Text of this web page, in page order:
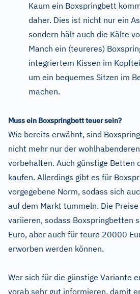
Kaum ein Boxspringbett
daher. Dies ist nicht nur ein
sondern hält auch die Kälte
Manch ein (teureres)
integriertem Kissen im
um ein bequemes Sitzen im
machen.
Muss ein Boxspringbett teuer sein?
Wie bereits erwähnt, sind
nicht mehr nur der
vorbehalten. Auch günstige Betten
kaufen. Allerdings gibt es für
vorgegebene Norm, sodass sich
auf dem Markt tummeln. Die
variieren, sodass Boxspringbetten
Euro, aber auch für teure 20000
erworben werden können.
Wer sich für die günstige Variante
vorab sehr gut informieren, damit